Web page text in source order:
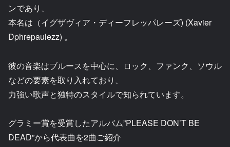
ンであり、
本名は（イグザヴィア・ディーフレッパレーズ) (Xavier
Dphrepaulezz) 。
彼の音楽はブルースを中心に、ロック、ファンク、ソウル
などの要素を取り入れており、
力強い歌声と独特のスタイルで知られています。
グラミー賞を受賞したアルバム”PLEASE DON’T BE
DEAD”から代表曲を2曲ご紹介